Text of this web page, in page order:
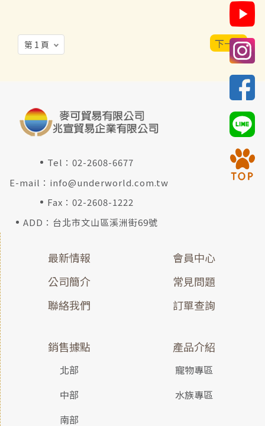
下一頁
Tel：02-2608-6677
E-mail： info@underworld.com.tw
Fax：02-2608-1222
ADD：台北市文山區溪洲街69號
最新情報
公司簡介
聯絡我們
會員中心
常見問題
訂單查詢
銷售據點
北部
中部
南部
產品介紹
寵物專區
水族專區